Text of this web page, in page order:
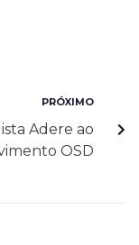
PRÓXIMO
Adere ao
OSD